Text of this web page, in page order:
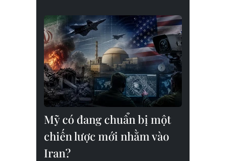
Mỹ có đang chuẩn bị một
chiến lược mới nhằm vào
Iran?